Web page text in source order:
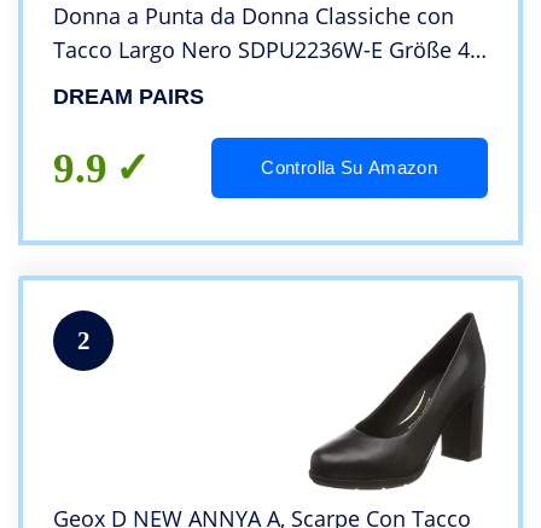
Donna a Punta da Donna Classiche con
Tacco Largo Nero SDPU2236W-E Größe 41
(EUR)
DREAM PAIRS
9.9 Controlla Su Amazon
2
Geox D NEW ANNYA A, Scarpe Con Tacco